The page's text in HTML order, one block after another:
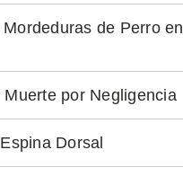
de Perro en
por Negligencia
Dorsal